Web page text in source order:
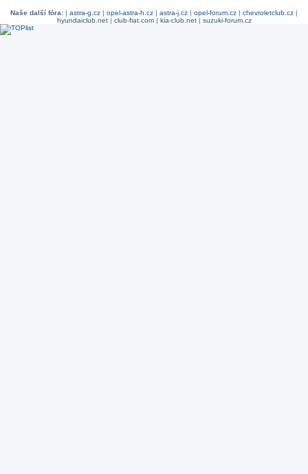
Naše další fóra: | astra-g.cz | opel-astra-h.cz | astra-j.cz | opel-forum.cz | chevroletclub.cz |
hyundaiclub.net| club-fiat.com| kia-club.net| suzuki-forum.cz